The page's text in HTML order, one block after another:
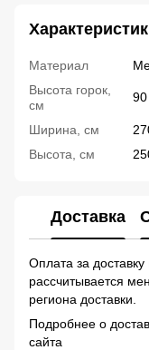
Материал
Высота горок,
см
90
Ширина, см
Высота, см
Доставка
Оплата за
рассчитывается
региона доставки.
Подробнее о
сайта